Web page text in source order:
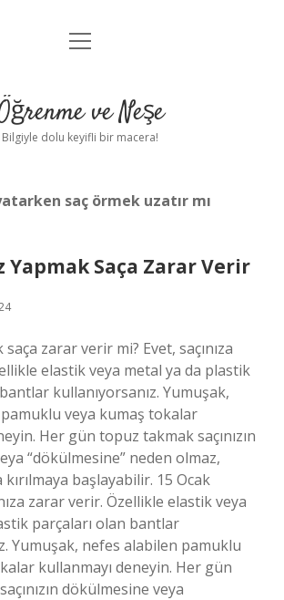
Anasayfa
Yasal Uyarı
menüyü
ve Neşe
Bilgiyle dolu keyifli bir macera!
saç örmek uzatır mı
Yapmak Saça Zarar Verir
zarar verir mi? Evet, saçınıza
elastik veya metal ya da plastik
kullanıyorsanız. Yumuşak,
veya kumaş tokalar
Her gün topuz takmak saçınızın
“dökülmesine” neden olmaz,
başlayabilir. 15 Ocak
zarar verir. Özellikle elastik veya
parçaları olan bantlar
Yumuşak, nefes alabilen pamuklu
kullanmayı deneyin. Her gün
dökülmesine veya